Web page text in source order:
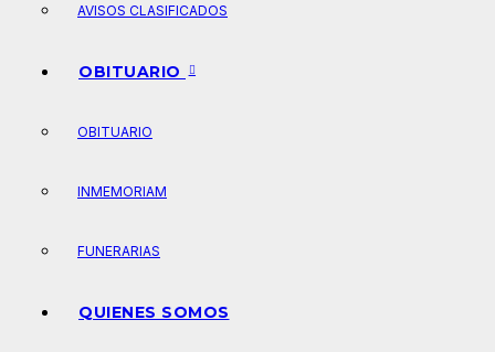
AVISOS CLASIFICADOS
OBITUARIO
OBITUARIO
INMEMORIAM
FUNERARIAS
QUIENES SOMOS